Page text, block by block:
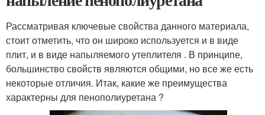
Рассматривая ключевые свойства данного материала,
стоит отметить, что он широко используется и в виде
плит, и в виде напыляемого утеплителя . В принципе,
большинство свойств являются общими, но все же есть
некоторые отличия. Итак, какие же преимущества
характерны для пенополиуретана ?